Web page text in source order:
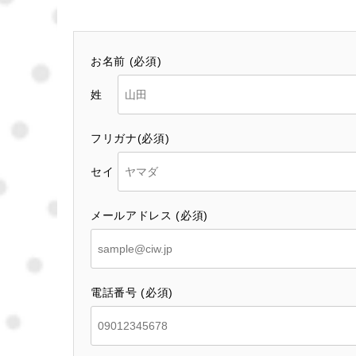
お名前 (必須)
姓
フリガナ(必須)
セイ
メールアドレス (必須)
電話番号 (必須)